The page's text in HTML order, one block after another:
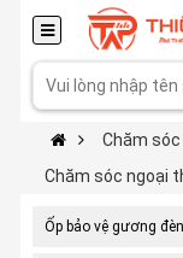
Chăm sóc
Chăm sóc ngoại
Ốp bảo vệ gương đèn